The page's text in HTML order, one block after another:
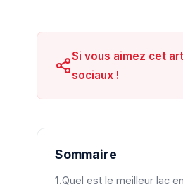
Si vous aimez cet
sociaux !
Sommaire
Quel est le meilleur lac